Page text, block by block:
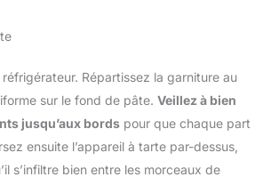
Répartissez la garniture au
sur le fond de pâte. Veillez à bien
jusqu’aux bords pour que chaque part
ensuite l’appareil à tarte par-dessus,
s’infiltre bien entre les morceaux de